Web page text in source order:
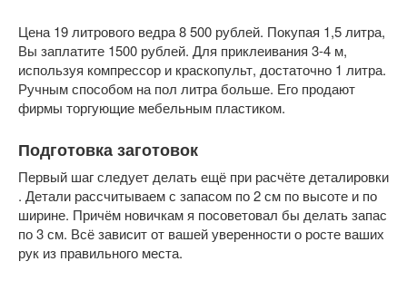
Цена 19 литрового ведра 8 500 рублей. Покупая 1,5 литра,
Вы заплатите 1500 рублей. Для приклеивания 3-4 м,
используя компрессор и краскопульт, достаточно 1 литра.
Ручным способом на пол литра больше. Его продают
фирмы торгующие мебельным пластиком.
Подготовка заготовок
Первый шаг следует делать ещё при расчёте деталировки
. Детали рассчитываем с запасом по 2 см по высоте и по
ширине. Причём новичкам я посоветовал бы делать запас
по 3 см. Всё зависит от вашей уверенности о росте ваших
рук из правильного места.